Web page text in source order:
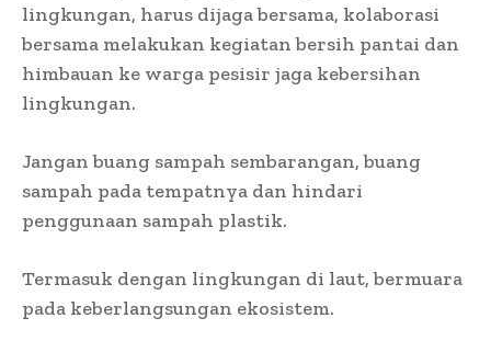
lingkungan, harus dijaga bersama, kolaborasi
bersama melakukan kegiatan bersih pantai dan
himbauan ke warga pesisir jaga kebersihan
lingkungan.
Jangan buang sampah sembarangan, buang
sampah pada tempatnya dan hindari
penggunaan sampah plastik.
Termasuk dengan lingkungan di laut, bermuara
pada keberlangsungan ekosistem.